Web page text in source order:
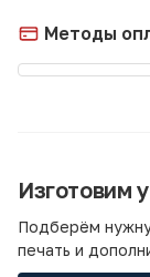
Методы
Изготовим
Подберём
печать и